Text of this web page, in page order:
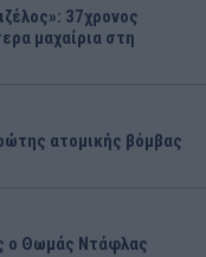
37χρονος
μαχαίρια στη
ατομικής βόμβας
ο Θωμάς Ντάφλας